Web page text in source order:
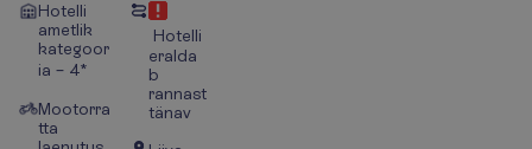
Hotelli
ametlik
kategoor
ia – 4*
Mootorra
tta
Hotelli
eralda
b
rannast
tänav